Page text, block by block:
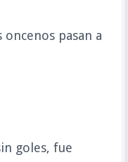
oncenos pasan a
goles, fue